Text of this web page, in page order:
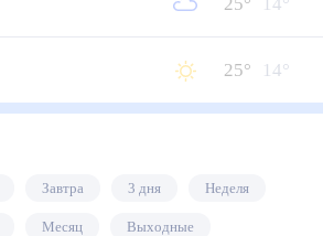
25° 14°
Завтра 3 дня Неделя
Месяц Выходные